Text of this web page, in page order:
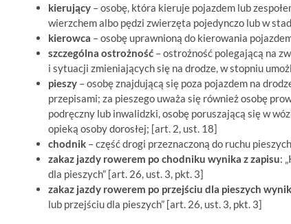
kierujący – osobę, która kieruje pojazdem lub
wierzchem albo pędzi zwierzęta pojedynczo lub w
kierowca – osobę uprawnioną do kierowania
szczególna ostrożność – ostrożność polegającą na
i sytuacji zmieniających się na drodze, w stopniu
pieszy – osobę znajdującą się poza pojazdem na
przepisami; za pieszego uważa się również osobę
podręczny lub inwalidzki, osobę poruszającą się w
opieką osoby dorosłej; [art. 2, ust. 18]
chodnik – część drogi przeznaczoną do ruchu
zakaz jazdy rowerem po chodniku wynika z zapisu:
dla pieszych” [art. 26, ust. 3, pkt. 3]
zakaz jazdy rowerem po przejściu dla pieszych
lub przejściu dla pieszych” [art. 26, ust. 3, pkt. 3]